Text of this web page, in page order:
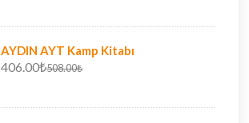
AYDIN AYT Kamp Kitabı
406.00₺508.00₺